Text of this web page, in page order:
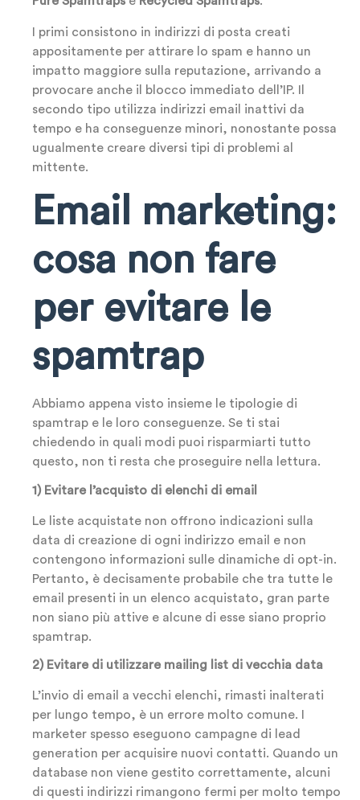
I primi consistono in indirizzi di posta creati
appositamente per attirare lo spam e hanno un
impatto maggiore sulla reputazione, arrivando a
provocare anche il blocco immediato dell’IP. Il
secondo tipo utilizza indirizzi email inattivi da
tempo e ha conseguenze minori, nonostante possa
ugualmente creare diversi tipi di problemi al
mittente.
Email marketing:
cosa non fare
per evitare le
spamtrap
Abbiamo appena visto insieme le tipologie di
spamtrap e le loro conseguenze. Se ti stai
chiedendo in quali modi puoi risparmiarti tutto
questo, non ti resta che proseguire nella lettura.
1) Evitare l’acquisto di elenchi di email
Le liste acquistate non offrono indicazioni sulla
data di creazione di ogni indirizzo email e non
contengono informazioni sulle dinamiche di opt-in.
Pertanto, è decisamente probabile che tra tutte le
email presenti in un elenco acquistato, gran parte
non siano più attive e alcune di esse siano proprio
spamtrap.
2) Evitare di utilizzare mailing list di vecchia data
L’invio di email a vecchi elenchi, rimasti inalterati
per lungo tempo, è un errore molto comune. I
marketer spesso eseguono campagne di lead
generation per acquisire nuovi contatti. Quando un
database non viene gestito correttamente, alcuni
di questi indirizzi rimangono fermi per molto tempo